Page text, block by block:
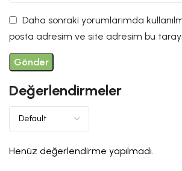
Değerlendirmeler
Henüz değerlendirme yapılmadı.
Daha sonraki yorumlarımda
posta adresim ve site adresim bu